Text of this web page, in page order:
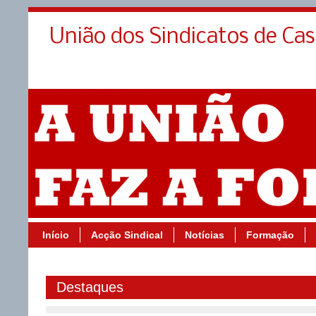
União dos Sindicatos de
Início Acção Sindical Notícias Formação
Destaques